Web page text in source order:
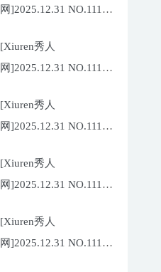
网]2025.12.31 NO.11186
Fish[79P/773.17MB]
[Xiuren秀人
网]2025.12.31 NO.11184
[82P/854.18MB]
[Xiuren秀人
网]2025.12.31 NO.11183
[Xiuren秀人
网]2025.12.31 NO.11182
[81P/959.10MB]
[Xiuren秀人
网]2025.12.31 NO.11180